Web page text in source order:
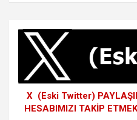
X (Eski Twitter)
HESABIMIZI TAKİP